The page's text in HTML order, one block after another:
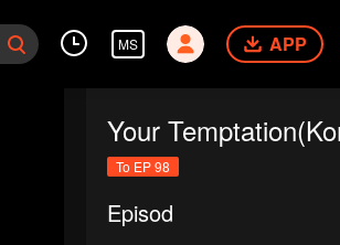
MS APP
Your
To EP 98
Episod